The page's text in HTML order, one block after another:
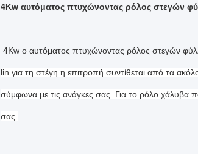
4Kw αυτόματος πτυχώνοντας ρόλος στεγών
4Kw ο αυτόματος πτυχώνοντας ρόλος στεγών
lin για τη στέγη η επιτροπή συντίθεται από τα
σύμφωνα με τις ανάγκες σας. Για το ρόλο χάλυβα
σας.